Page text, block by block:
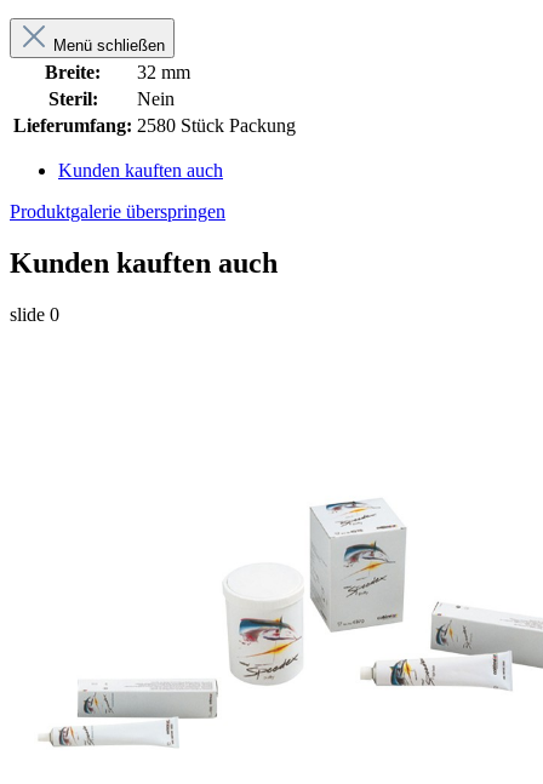
Menü schließen
Breite:
32 mm
Steril:
Nein
Lieferumfang: 2580 Stück Packung
Kunden kauften auch
Produktgalerie überspringen
Kunden kauften auch
slide 0